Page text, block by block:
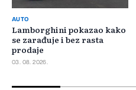
AUTO
Lamborghini pokazao kako
se zarađuje i bez rasta
prodaje
03. 08. 2026.